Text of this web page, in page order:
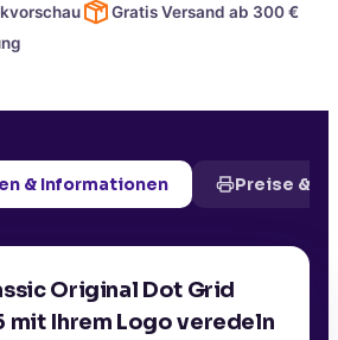
Gratis Versand ab 300€
& Informationen Preise &
Original Dot Grid
mit Ihrem Logo veredeln